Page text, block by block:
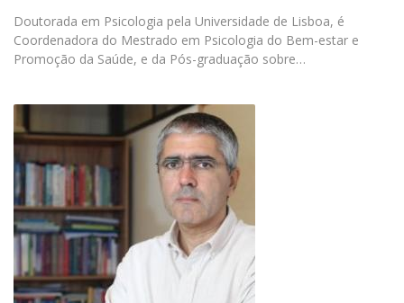
Doutorada em Psicologia pela Universidade de Lisboa, é
Coordenadora do Mestrado em Psicologia do Bem-estar e
Promoção da Saúde, e da Pós-graduação sobre…